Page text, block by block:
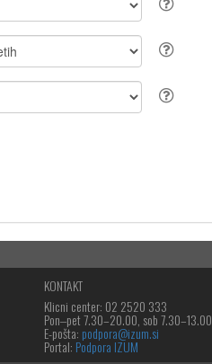
KONTAKT
Klicni center: 02 2520 333
Pon‒pet 7.30–20.00, sob 7.30–13.00
E-pošta: podpora@izum.si
Portal: Podpora IZUM